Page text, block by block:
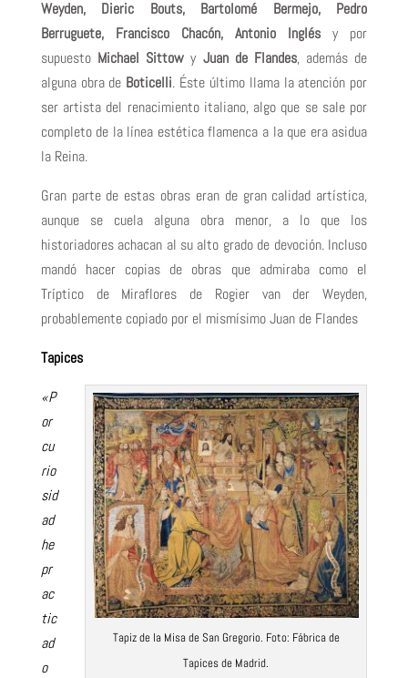
Weyden, Dieric Bouts, Bartolomé Bermejo, Pedro
Berruguete, Francisco Chacón, Antonio Inglésy por
supuestoMichael Sittowy Juan de Flandes, además de
alguna obra de Boticelli. Éste último llama la atención por
ser artista del renacimiento italiano, algo que se sale por
completo de la línea estética flamenca a la que era asidua
la Reina.
Gran parte de estas obras eran de gran calidad artística,
aunque se cuela alguna obra menor, a lo que los
historiadores achacan al su alto grado de devoción. Incluso
mandó hacer copias de obras que admiraba como el
Tríptico de Miraflores de Rogier van der Weyden,
probablemente copiado por el mismísimo Juan de Flandes
Tapices
Tapiz de la Misa de San Gregorio. Foto: Fábrica de
Tapices de Madrid.
«P
or
cu
rio
sid
ad
he
pr
ac
tic
ad
o